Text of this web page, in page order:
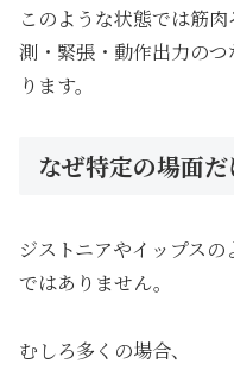
このような状態では筋
測・緊張・動作出力の
ります。
なぜ特定の場面
ジストニアやイップス
ではありません。
むしろ多くの場合、